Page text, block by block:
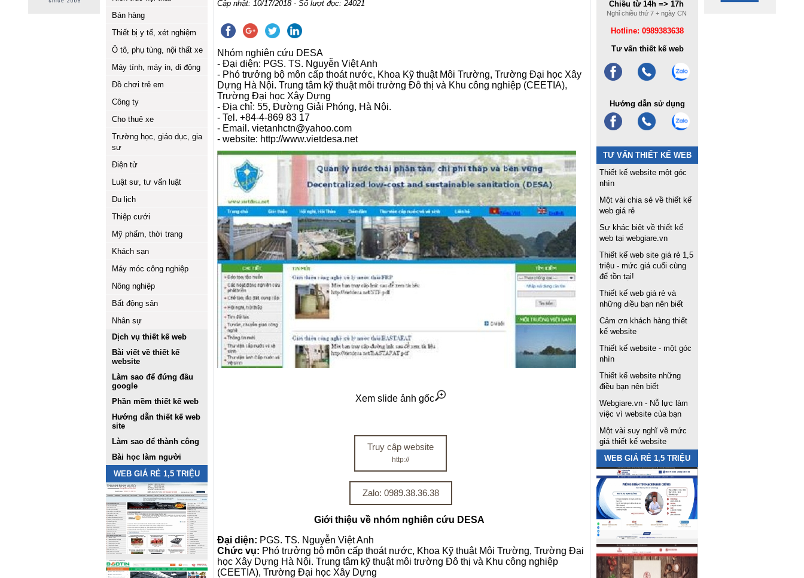
Bán hàng
Thiết bị y tế, xét nghiệm
Ô tô, phụ tùng, nội thất xe
Máy tính, máy in, di động
Đồ chơi trẻ em
Công ty
Cho thuê xe
Trường học, giáo dục, gia
sư
Điện tử
Luật sư, tư vấn luật
Du lịch
Thiệp cưới
Mỹ phẩm, thời trang
Khách sạn
Máy móc công nghiệp
Nông nghiệp
Bất động sản
Nhân sự
Dịch vụ thiết kế web
Bài viết về thiết kế
website
Làm sao để đứng đầu
google
Phần mềm thiết kế web
Hướng dẫn thiết kế web
site
Làm sao để thành công
Bài học làm người
WEB GIÁ RẺ 1,5 TRIỆU
Cập nhật: 10/17/2018 - Số lượt đọc: 24021
Nhóm nghiên cứu DESA
- Đại diện: PGS. TS. Nguyễn Việt Anh
- Phó trưởng bộ môn cấp thoát nước, Khoa Kỹ thuật Môi Trường, Trường Đại học Xây
Dựng Hà Nội. Trung tâm kỹ thuật môi trường Đô thị và Khu công nghiệp (CEETIA),
Trường Đại học Xây Dựng
- Địa chỉ: 55, Đường Giải Phóng, Hà Nội.
- Tel. +84-4-869 83 17
- Email. vietanhctn@yahoo.com
- website: http://www.vietdesa.net
Xem slide ảnh gốc
Truy cập website
http://
Zalo: 0989.38.36.38
Giới thiệu về n hóm nghiên cứu DESA
Đại diện: PGS. TS. Nguyễn Việt Anh
Chức vụ: Phó trưởng bộ môn cấp thoát nước, Khoa Kỹ thuật Môi Trường, Trường Đại
học Xây Dựng Hà Nội. Trung tâm kỹ thuật môi trường Đô thị và Khu công nghiệp
(CEETIA), Trường Đại học Xây Dựng
Chiều từ 14h => 17h
Nghỉ chiều thứ 7 + ngày CN
Hotline: 0989383638
Tư vấn thiết kế web
Hướng dẫn sử dụng
TƯ VẤN THIẾT KẾ WEB
Thiết kế website một góc
nhìn
Một vài chia sẻ về thiết kế
web giá rẻ
Sự khác biệt về thiết kế
web tại webgiare.vn
Thiết kế web site giá rẻ 1,5
triệu - mức giá cuối cùng
để tồn tại!
Thiết kế web giá rẻ và
những điều bạn nên biết
Cảm ơn khách hàng thiết
kế website
Thiết kế website - một góc
nhìn
Thiết kế website những
điều bạn nên biết
Webgiare.vn - Nỗ lực làm
việc vì website của bạn
Một vài suy nghĩ về mức
giá thiết kế website
WEB GIÁ RẺ 1,5 TRIỆU